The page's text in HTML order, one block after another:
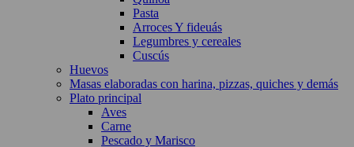
Pasta
Arroces Y fideuás
Legumbres y cereales
Cuscús
Huevos
Masas elaboradas con harina, pizzas, quiches y demás
Plato principal
Aves
Carne
Pescado y Marisco